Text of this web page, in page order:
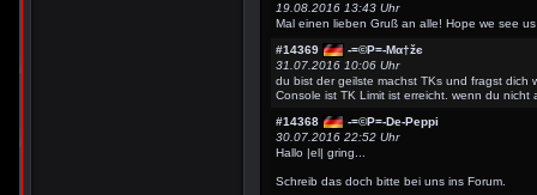
19.08.2016 13:43 Uhr
Mal einen lieben Gruß an alle! Hope we see
#14369
-=©P=-Мα†žє
31.07.2016 10:06 Uhr
du bist der geilste machst TKs und fragst dich
Console ist TK Limit ist erreicht. wenn du
#14368
-=©P=-De-Peppi
30.07.2016 22:52 Uhr
Hallo |el| gring...
Schreib das doch bitte bei uns ins Forum.